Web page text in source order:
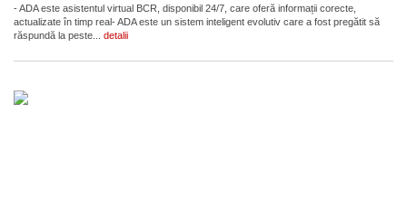
- ADA este asistentul virtual BCR, disponibil 24/7, care oferă informații corecte,
actualizate în timp real- ADA este un sistem inteligent evolutiv care a fost pregătit să
răspundă la peste... detalii